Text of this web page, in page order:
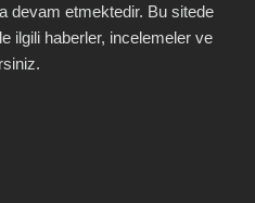
devam etmektedir. Bu sitede
ilgili haberler, incelemeler ve